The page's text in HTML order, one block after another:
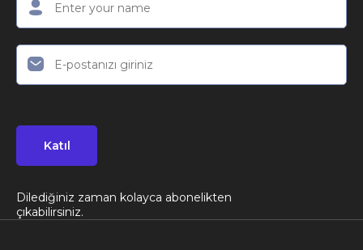
Katıl
Dilediğiniz zaman kolayca abonelikten
çıkabilirsiniz.